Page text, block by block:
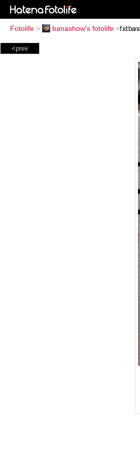
Fotolife > banashow's fotolife >
<prev